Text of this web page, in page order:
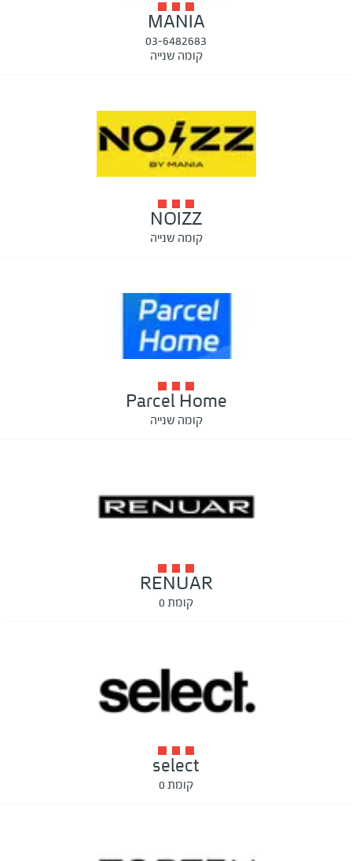
MANIA
03-6482683
קומה שנייה
NOIZZ
קומה שנייה
Parcel Home
קומה שנייה
RENUAR
קומת 0
select
קומת 0